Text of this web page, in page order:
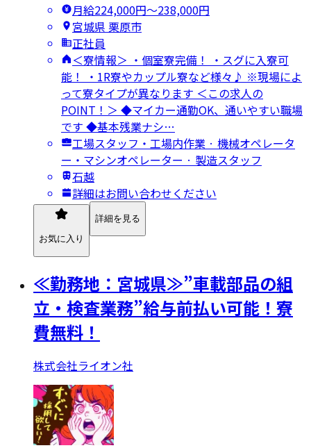
月給224,000円〜238,000円
宮城県 栗原市
正社員
＜寮情報＞ ・個室寮完備！ ・スグに入寮可
能！ ・1R寮やカップル寮など様々♪ ※現場によ
って寮タイプが異なります ＜この求人の
POINT！＞ ◆マイカー通勤OK、通いやすい職場
です ◆基本残業ナシ…
工場スタッフ・工場内作業 · 機械オペレータ
ー・マシンオペレーター · 製造スタッフ
石越
詳細はお問い合わせください
お気に入り
詳細を見る
≪勤務地：宮城県≫”車載部品の組
立・検査業務”給与前払い可能！寮
費無料！
株式会社ライオン社